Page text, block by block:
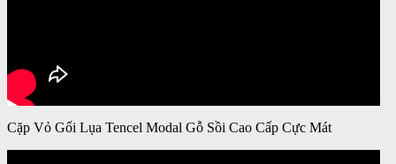
Cặp Vỏ Gối Lụa Tencel Modal Gỗ Sồi Cao Cấp Cực Mát